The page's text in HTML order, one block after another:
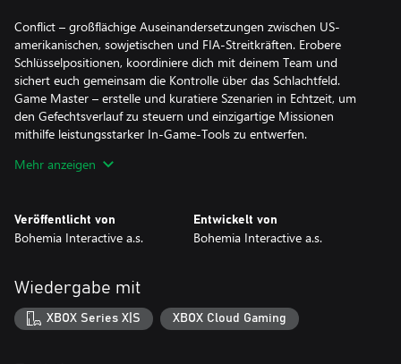
Conflict – großflächige Auseinandersetzungen zwischen US-
amerikanischen, sowjetischen und FIA-Streitkräften. Erobere
Schlüsselpositionen, koordiniere dich mit deinem Team und
sichert euch gemeinsam die Kontrolle über das Schlachtfeld.
Game Master – erstelle und kuratiere Szenarien in Echtzeit, um
den Gefechtsverlauf zu steuern und einzigartige Missionen
mithilfe leistungsstarker In-Game-Tools zu entwerfen.
dynamischen Missionszielen. Spiele als Mitglied einer US-
Capture and Hold – pulstreibende Action mit zwei Fraktionen, die
in intensiven Gefechten auf engem Raum um die strategische
Riesige Landschaften:
Mehr anzeigen
Veröffentlicht von
Bohemia Interactive a.s.
Entwickelt von
Bohemia Interactive a.s.
Wiedergabe mit
XBOX Series X|S XBOX Cloud Gaming